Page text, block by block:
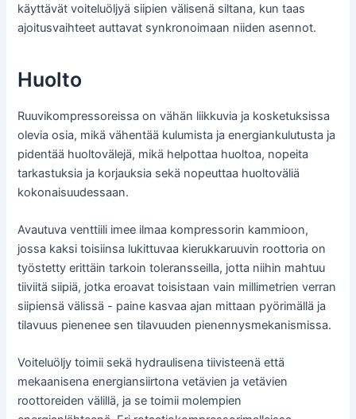
käyttävät voiteluöljyä siipien välisenä siltana, kun taas
ajoitusvaihteet auttavat synkronoimaan niiden asennot.
Huolto
Ruuvikompressoreissa on vähän liikkuvia ja kosketuksissa
olevia osia, mikä vähentää kulumista ja energiankulutusta ja
pidentää huoltovälejä, mikä helpottaa huoltoa, nopeita
tarkastuksia ja korjauksia sekä nopeuttaa huoltoväliä
kokonaisuudessaan.
Avautuva venttiili imee ilmaa kompressorin kammioon,
jossa kaksi toisiinsa lukittuvaa kierukkaruuvin roottoria on
työstetty erittäin tarkoin toleransseilla, jotta niihin mahtuu
tiiviitä siipiä, jotka eroavat toisistaan vain millimetrien verran
siipiensä välissä - paine kasvaa ajan mittaan pyörimällä ja
tilavuus pienenee sen tilavuuden pienennysmekanismissa.
Voiteluöljy toimii sekä hydraulisena tiivisteenä että
mekaanisena energiansiirtona vetävien ja vetävien
roottoreiden välillä, ja se toimii molempien